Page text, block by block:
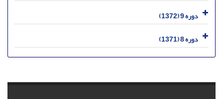
دوره 9 (1372)
دوره 8 (1371)